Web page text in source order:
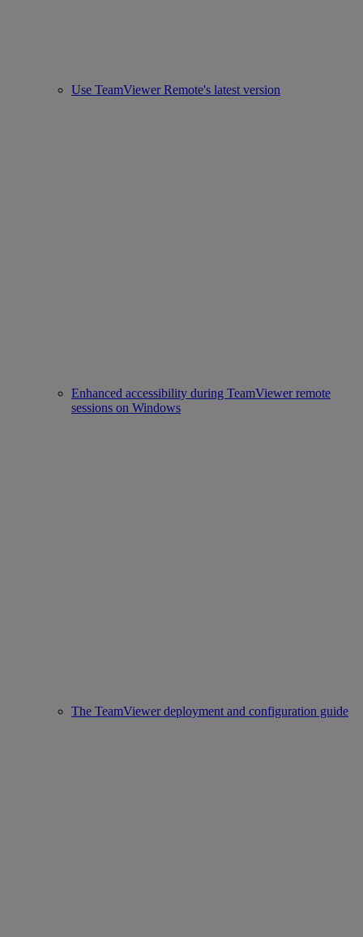
Use TeamViewer Remote's latest version
Enhanced accessibility during TeamViewer remote
sessions on Windows
The TeamViewer deployment and configuration guide